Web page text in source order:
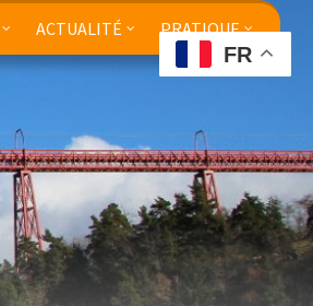
ACTUALITÉ
PRATIQUE
FR